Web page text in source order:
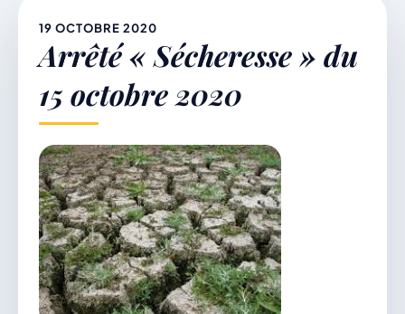
Mairie & Vie municipale
Démarches & Vie pratique
Vie locale & Associations
19 OCTOBRE 2020
Arrêté « Sécheresse » du
15 octobre 2020